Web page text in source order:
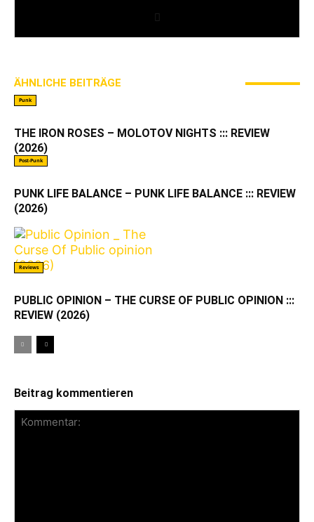
ÄHNLICHE BEITRÄGE
Punk
THE IRON ROSES – MOLOTOV NIGHTS ::: REVIEW
(2026)
Post-Punk
PUNK LIFE BALANCE – PUNK LIFE BALANCE ::: REVIEW
(2026)
Reviews
PUBLIC OPINION – THE CURSE OF PUBLIC OPINION :::
REVIEW (2026)
Beitrag kommentieren